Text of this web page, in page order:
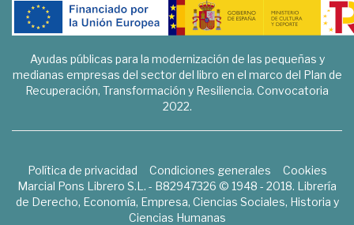
Ayudas públicas para la modernización de las pequeñas y
medianas empresas del sector del libro en el marco del Plan de
Recuperación, Transformación y Resiliencia. Convocatoria
2022.
Política de privacidad Condiciones generales
Cookies
Marcial Pons Librero S.L. - B82947326 © 1948 - 2018. Librería
de Derecho, Economía, Empresa, Ciencias Sociales, Historia y
Ciencias Humanas